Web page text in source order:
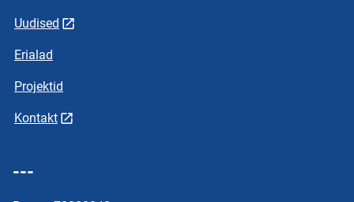
Uudised
Erialad
Projektid
Kontakt
---